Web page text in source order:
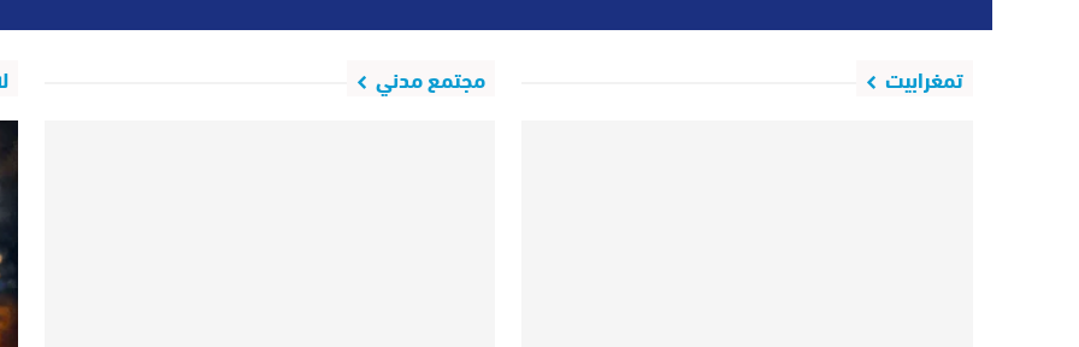
تمغرابيت مجتمع مدني